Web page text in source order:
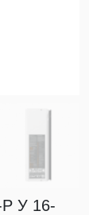
Р У 16-